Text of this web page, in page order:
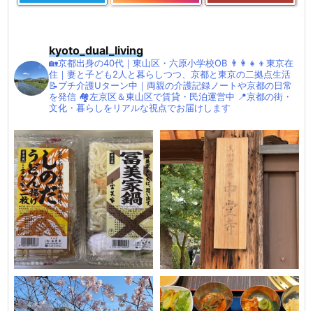
kyoto_dual_living
🏡京都出身の40代｜東山区・六原小学校OB 👨‍👩‍👧‍👦東京在
住｜妻と子ども2人と暮らしつつ、京都と東京の二拠点生活
📝プチ介護Uターン中｜両親の介護記録ノートや京都の日常
を発信 🏘左京区＆東山区で賃貸・民泊運営中 📍京都の街・
文化・暮らしをリアルな視点でお届けします